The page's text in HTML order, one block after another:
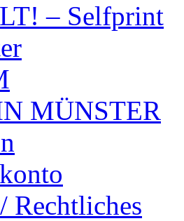
– Selfprint
MÜNSTER
Rechtliches